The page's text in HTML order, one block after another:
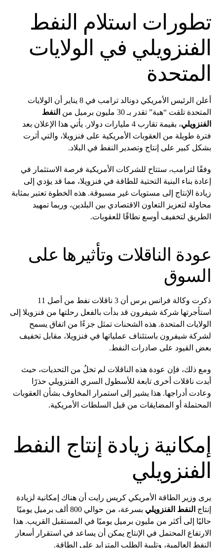
تطورات استلام النفط
الفنزويلي في الولايات
المتحدة
أعلن الرئيس الأمريكي دونالد ترامب في 8 يناير أن الولايات
المتحدة تلقت “هبة” تقدر بـ 30 مليون برميل من
النفط
الفنزويلي
، بقيمة تقارب 4 مليارات دولار. يأتي هذا الإعلان بعد
فترة طويلة من العقوبات الأمريكية على فنزويلا، والتي أثرت
بشكل كبير على إنتاج وتصدير النفط في البلاد.
وفقًا لترامب، ستتاح للشركات الأمريكية فرصة الاستثمار في
إعادة بناء البنية التحتية للطاقة في فنزويلا، مما قد يؤدي إلى
زيادة الإنتاج إلى مستويات غير مسبوقة. هذه الخطوة تعتبر بمثابة
محاولة لتعزيز التعاون الاقتصادي بين البلدين، وربما تمهيد
الطريق لتخفيف أوسع نطاقًا للعقوبات.
عودة الناقلات وتأثيرها على
السوق
ذكرت وكالة فرانس برس أن 3 ناقلات نفط من أصل 11
استأجرتها شركة شيفرون قد بدأت بالفعل رحلتها من فنزويلا إلى
الولايات المتحدة. هذه الشحنات تمثل جزءًا من اتفاق يسمح
لشركة شيفرون باستئناف عملياتها في فنزويلا، مقابل تخفيف
بعض القيود على صادرات النفط.
ومع ذلك، فإن عودة هذه الناقلات لم تخلُ من التحديات، حيث
أبدت ناقلات أخرى تابعة للأسطول السري الفنزويلي حذرًا
وعادت أدراجها. هذا يشير إلى استمرار المخاوف بشأن العقوبات
المحتملة أو المضايقات من قبل السلطات الأمريكية.
إمكانية زيادة إنتاج النفط
الفنزويلي
يرى وزير الطاقة الأمريكي كريس رايت أن هناك إمكانية لزيادة
إنتاج النفط الفنزويلي
بسرعة، من حوالي 800 ألف برميل يوميًا
حاليًا إلى أكثر من مليون برميل يوميًا في المستقبل القريب. هذا
الارتفاع المحتمل في الإنتاج يمكن أن يساعد في استقرار أسعار
النفط العالمية، وتلبية الطلب المتزايد على الطاقة.